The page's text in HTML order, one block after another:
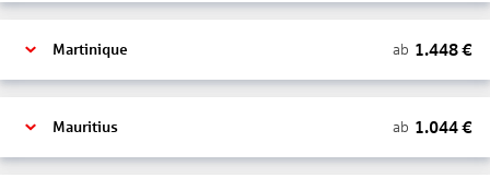
Martinique ab 1.448€
Mauritius ab 1.044€